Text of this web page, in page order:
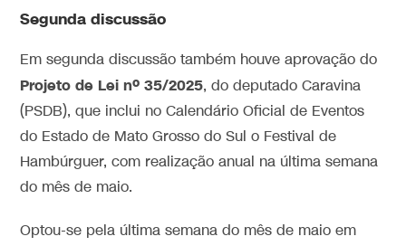
Segunda discussão
Em segunda discussão também houve aprovação do
Projeto de Lei nº 35/2025, do deputado Caravina
(PSDB), que inclui no Calendário Oficial de Eventos
do Estado de Mato Grosso do Sul o Festival de
Hambúrguer, com realização anual na última semana
do mês de maio.
Optou-se pela última semana do mês de maio em